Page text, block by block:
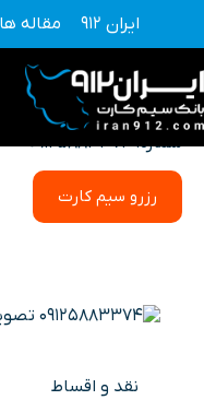
محتوا
ایران 912 مقاله ها
شماره: 09125883374
رزرو سیم کارت
نقد و اقساط